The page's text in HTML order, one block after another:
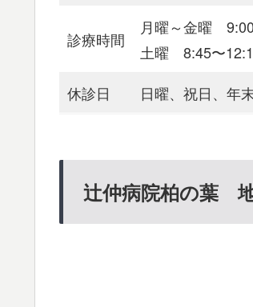
診療時間
月曜～金曜
土曜 8:45〜
休診日
日曜、祝日、年
辻仲病院柏の葉